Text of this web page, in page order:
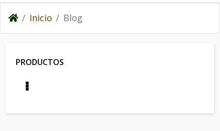
Inicio Blog
PRODUCTOS